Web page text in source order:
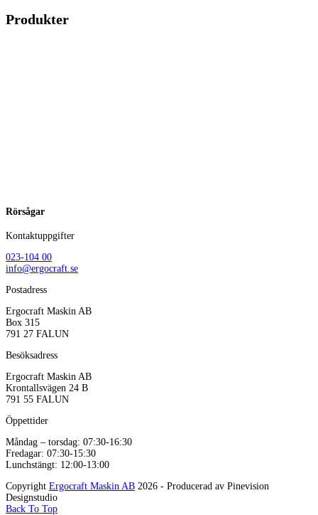
Produkter
Rörsågar
Kontaktuppgifter
023-104 00
info@ergocraft.se
Postadress
Ergocraft Maskin AB
Box 315
791 27 FALUN
Besöksadress
Ergocraft Maskin AB
Krontallsvägen 24 B
791 55 FALUN
Öppettider
Måndag – torsdag: 07:30-16:30
Fredagar: 07:30-15:30
Lunchstängt: 12:00-13:00
Copyright Ergocraft Maskin AB 2026 - Producerad av Pinevision
Designstudio
Back To Top